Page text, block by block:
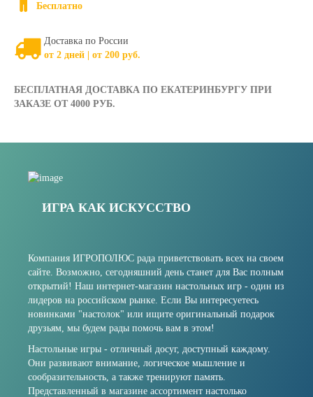
Бесплатно
Доставка по России
от 2 дней | от 200 руб.
БЕСПЛАТНАЯ ДОСТАВКА ПО ЕКАТЕРИНБУРГУ ПРИ
ЗАКАЗЕ ОТ 4000 РУБ.
ИГРА КАК ИСКУССТВО
Компания ИГРОПОЛЮС рада приветствовать всех на своем
сайте. Возможно, сегодняшний день станет для Вас полным
открытий! Наш интернет-магазин настольных игр - один из
лидеров на российском рынке. Если Вы интересуетесь
новинками "настолок" или ищите оригинальный подарок
друзьям, мы будем рады помочь вам в этом!
Настольные игры - отличный досуг, доступный каждому.
Они развивают внимание, логическое мышление и
сообразительность, а также тренируют память.
Представленный в магазине ассортимент настолько